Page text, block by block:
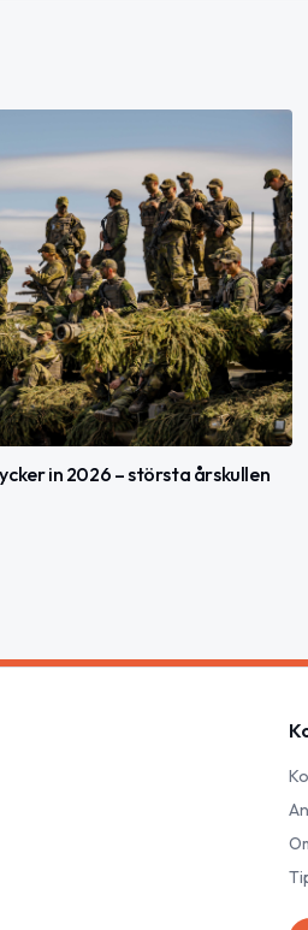
in 2026 – största årskullen